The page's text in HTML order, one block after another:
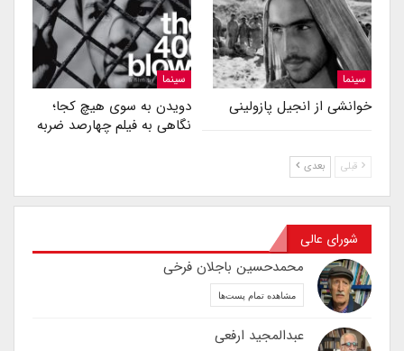
سینما
خوانشی از انجیل پازولینی
سینما
دویدن به سوی هیچ کجا؛
نگاهی به فیلم چهارصد ضربه
قبلی بعدی
شورای عالی
محمدحسین باجلان فرخی
مشاهده تمام پست‌ها
عبدالمجید ارفعی